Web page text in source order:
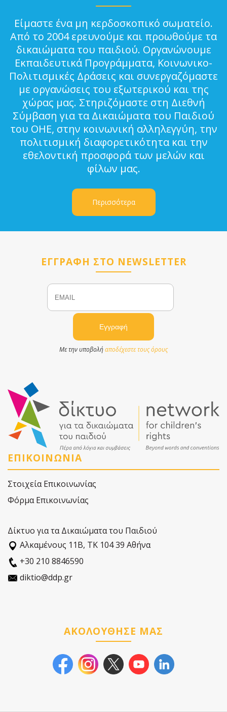
Είμαστε ένα μη κερδοσκοπικό σωματείο.
Από το 2004 ερευνούμε και προωθούμε τα
δικαιώματα του παιδιού. Οργανώνουμε
Εκπαιδευτικά Προγράμματα, Κοινωνικο-
Πολιτισμικές Δράσεις και συνεργαζόμαστε
με οργανώσεις του εξωτερικού και της
χώρας μας. Στηριζόμαστε στη Διεθνή
Σύμβαση για τα Δικαιώματα του Παιδιού
του ΟΗΕ, στην κοινωνική αλληλεγγύη, την
πολιτισμική διαφορετικότητα και την
εθελοντική προσφορά των μελών και
φίλων μας.
Περισσότερα
ΕΓΓΡΑΦΗ ΣΤΟ NEWSLETTER
Email
Με την υποβολήαποδέχεστε τους όρους
ΕΠΙΚΟΙΝΩΝΙΑ
Στοιχεία Επικοινωνίας
Φόρμα Επικοινωνίας
Δίκτυο για τα Δικαιώματα του Παιδιού
Αλκαµένους 11Β, ΤΚ 104 39 Αθήνα
+30 210 8846590
diktio@ddp.gr
ΑΚΟΛΟΥΘΗΣΕ ΜΑΣ